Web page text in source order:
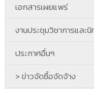
เอกสารเผยแพร่
งานประชุมวิชาการและ
ประกาศอื่นๆ
> ข่าวจัดซื้อจัดจ้าง